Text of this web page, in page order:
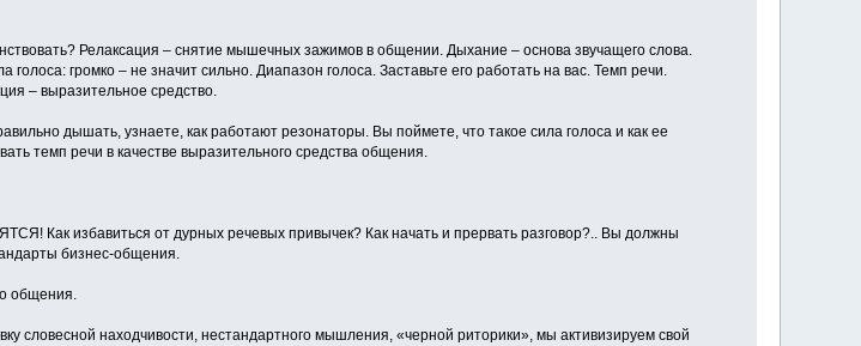
Релаксация – снятие мышечных зажимов в общении. Дыхание – основа звучащего слова.
громко – не значит сильно. Диапазон голоса. Заставьте его работать на вас. Темп речи.
– выразительное средство.
дышать, узнаете, как работают резонаторы. Вы поймете, что такое сила голоса и как ее
темп речи в качестве выразительного средства общения.
Как избавиться от дурных речевых привычек? Как начать и прервать разговор?.. Вы должны
бизнес-общения.
общения.
словесной находчивости, нестандартного мышления, «черной риторики», мы активизируем свой